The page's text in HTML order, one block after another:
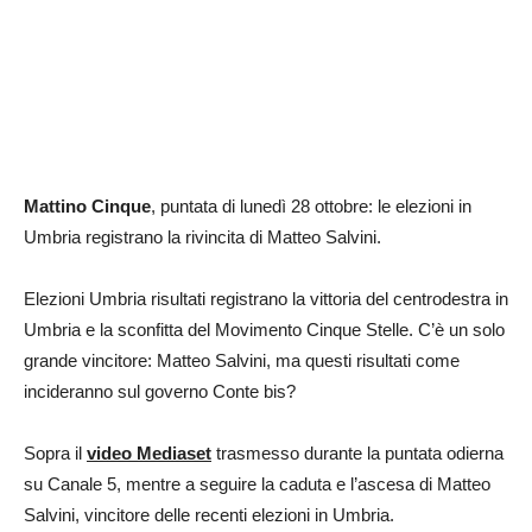
Mattino Cinque, puntata di lunedì 28 ottobre: le elezioni in
Umbria registrano la rivincita di Matteo Salvini.
Elezioni Umbria risultati registrano la vittoria del centrodestra in
Umbria e la sconfitta del Movimento Cinque Stelle. C’è un solo
grande vincitore: Matteo Salvini, ma questi risultati come
incideranno sul governo Conte bis?
Sopra il video Mediaset trasmesso durante la puntata odierna
su Canale 5, mentre a seguire la caduta e l’ascesa di Matteo
Salvini, vincitore delle recenti elezioni in Umbria.